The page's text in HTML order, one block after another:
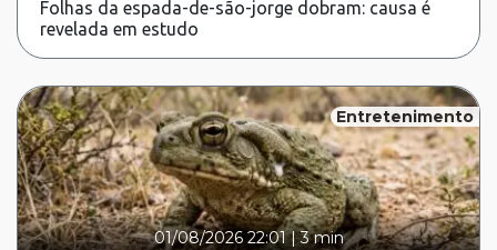
Folhas da espada-de-são-jorge dobram: causa é
revelada em estudo
Entretenimento
01/08/2026 22:01|3 min